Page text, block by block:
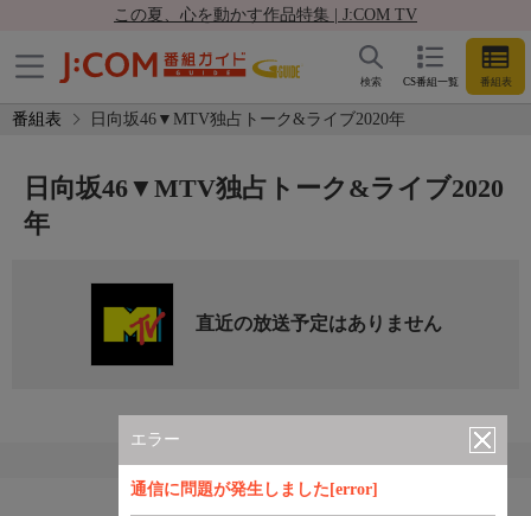
この夏、心を動かす作品特集 | J:COM TV
CS番組一覧 番組表
検索
番組表 日向坂46▼MTV独占トーク&ライブ2020年
エラー
通信に問題が発生しました[error]
日向坂46▼MTV独占トーク&ライブ2020
年
直近の放送予定はありません